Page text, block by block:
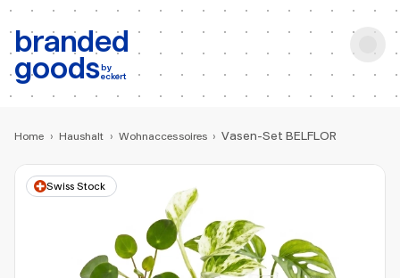
branded
goodsby
eckert
b: Produktsuche
Home › Haushalt › Wohnaccessoires › Vasen-Set BELFLOR
Swiss Stock